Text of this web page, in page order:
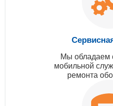
Мы обладаем
мобильной
ремонта